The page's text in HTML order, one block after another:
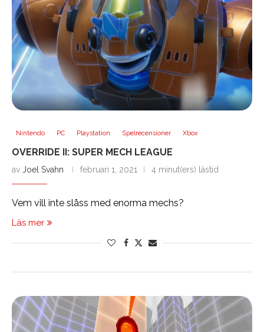
Nintendo PC Playstation Spelrecensioner Xbox
OVERRIDE II: SUPER MECH LEAGUE
av Joel Svahn februari 1, 2021 4 minut(ers) lästid
Vem vill inte slåss med enorma mechs?
Läs mer